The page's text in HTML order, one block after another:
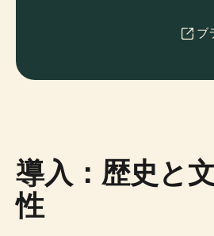
ブ
導入：歴史と
性